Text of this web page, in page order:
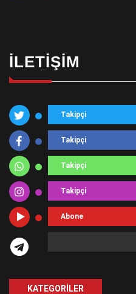
İLETIŞIM
Takipçi
Takipçi
Takipçi
Takipçi
Abone
KATEGORILER